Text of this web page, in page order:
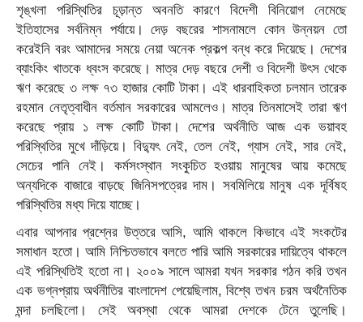
শৃঙ্খলা পরিস্থিতির চূড়ান্ত অবনতি কারণে বিদেশী বিনিয়োগ নেমেছে
ইতিহাসের সর্বনিম্ন পর্যায়ে। দেড় বছরের শাসনামলে কোন উন্নয়ন তো
করেইনি বরং আমাদের সময়ে নেয়া অনেক প্রকল্প বন্ধ করে দিয়েছে। দেশের
ব্যাংকিং খাতকে ধ্বংস করেছে। মাত্র দেড় বছরে দেশী ও বিদেশী উৎস থেকে
ঋণ করেছে ৩ লক্ষ ৭৩ হাজার কোটি টাকা। এই ধারবাহিকতা চলমান তারেক
রহমান নেতৃত্বাধীন বর্তমান সরকারের আমলেও। মাত্র তিনমাসেই তারা ঋণ
করেছে প্রায় ১ লক্ষ কোটি টাকা। দেশের অর্থনীতি আজ এক ভয়াবহ
পরিস্থিতির মুখে দাঁড়িয়ে। বিদ্যুৎ নেই, তেল নেই, গ্যাস নেই, সার নেই,
সেচের পানি নেই। কর্মসংস্থান সংকুচিত হওয়ায় মানুষের আয় কমেছে
অন্যদিকে বাজারে বাড়ছে জিনিসপত্রের দাম। সবমিলিয়ে মানুষ এক দূর্বিষহ
পরিস্থিতির মধ্য দিয়ে যাচ্ছে।
এবার আপনার প্রশ্নের উত্তরে আসি, আমি থাকলে কিভাবে এই সংকটের
সমাধান হতো। আমি নিশ্চিতভাবে বলতে পারি আমি সরকারের দায়িত্বে থাকলে
এই পরিস্থিতিই হতো না। ২০০৯ সালে আমরা যখন সরকার গঠন করি তখন
এক ভগ্নপ্রায় অর্থনীতির বাংলাদেশ পেয়েছিলাম, বিশ্বে তখন চরম অর্থনৈতিক
মন্দা চলছিলো। সেই অবস্থা থেকে আমরা দেশকে টেনে তুলেছি।